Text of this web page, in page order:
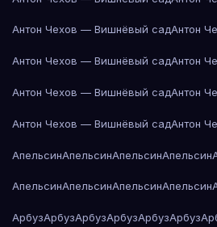
Антон Чехов — Вишнёвый садАнтон
Антон Чехов — Вишнёвый садАнтон
Антон Чехов — Вишнёвый садАнтон
Антон Чехов — Вишнёвый садАнтон
АпельсинАпельсинАпельсинАпельсин
АпельсинАпельсинАпельсинАпельсин
АрбузАрбузАрбузАрбузАрбузАрбуз